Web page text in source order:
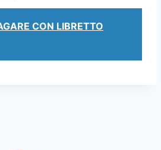
CON LIBRETTO